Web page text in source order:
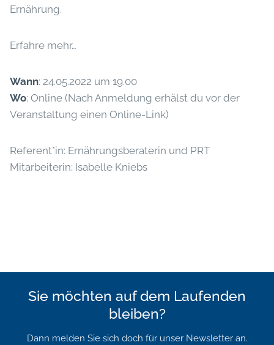
Ernährung.
Erfahre mehr…
Wann: 24.05.2022 um 19.00
Wo: Online (Nach Anmeldung erhälst du vor der
Veranstaltung einen Online-Link)
Referent*in: Ernährungsberaterin und PRT
Mitarbeiterin: Isabelle Kniebs
Sie möchten auf dem Laufenden
bleiben?
Dann melden Sie sich doch für unser Newsletter an.